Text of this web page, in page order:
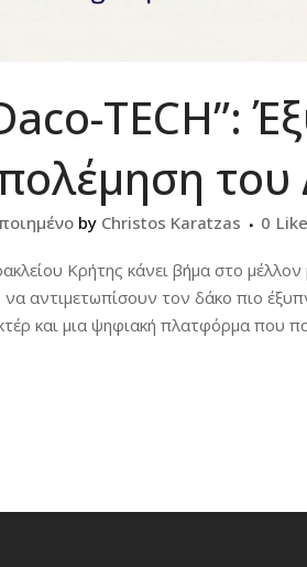
TECH”:
by Christos Karatzas 0
Κρήτης κάνει βήμα στο μέλλον
αντιμετωπίσουν τον δάκο πιο
και μια ψηφιακή πλατφόρμα που